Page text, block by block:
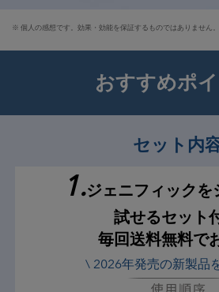
※ 個人の感想です。効果・効能を保証するものではありません。
おすすめポ
セット内
1.ジェニフィックを
試せるセット
毎回送料無料で
\ 2026年発売の新製品